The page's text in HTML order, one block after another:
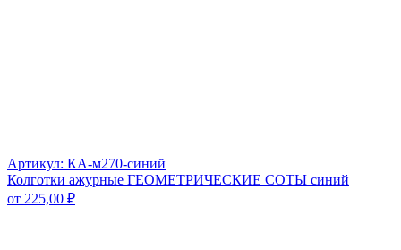
Артикул: КА-м270-синий
Колготки ажурные ГЕОМЕТРИЧЕСКИЕ СОТЫ синий
от 225,00 ₽